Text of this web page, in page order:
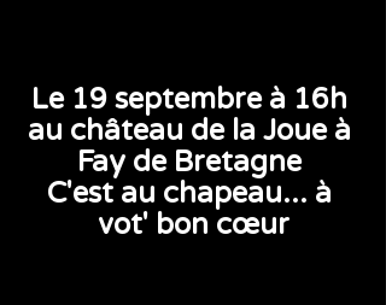
Le 19 septembre à 16h
au château de la Joue à
Fay de Bretagne
C'est au chapeau... à
vot' bon cœur